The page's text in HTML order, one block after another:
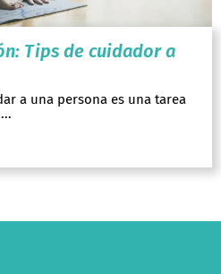
Tips de cuidador a
a una persona es una tarea